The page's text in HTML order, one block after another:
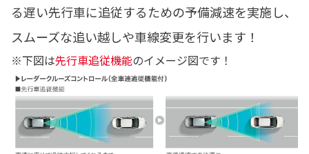
る遅い先行車に追従するための予備減速を実施し、
スムーズな追い越しや車線変更を行います！
※下図は先行車追従機能のイメージ図です！